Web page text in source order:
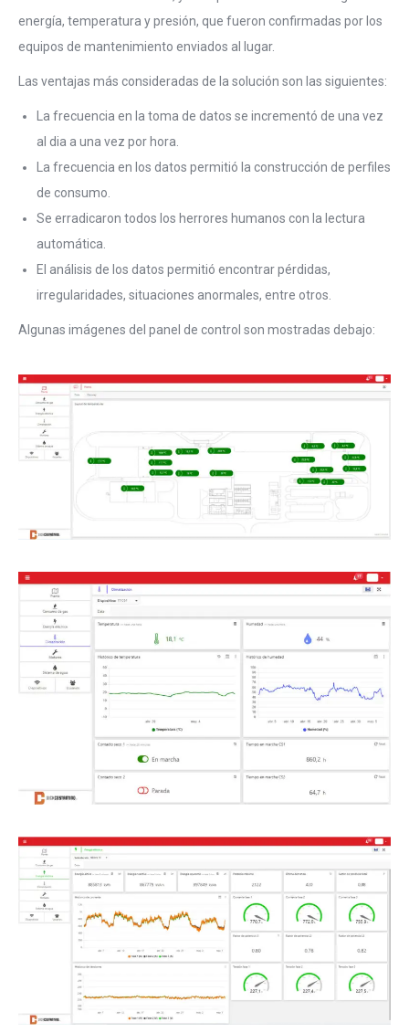
energía, temperatura y presión, que fueron confirmadas por los
equipos de mantenimiento enviados al lugar.
Las ventajas más consideradas de la solución son las siguientes:
La frecuencia en la toma de datos se incrementó de una vez
al dia a una vez por hora.
La frecuencia en los datos permitió la construcción de perfiles
de consumo.
Se erradicaron todos los herrores humanos con la lectura
automática.
El análisis de los datos permitió encontrar pérdidas,
irregularidades, situaciones anormales, entre otros.
Algunas imágenes del panel de control son mostradas debajo: